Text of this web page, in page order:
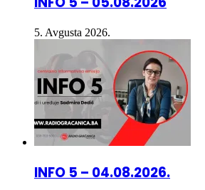
5. Avgusta 2026.
INFO 5 – 04.08.2026.